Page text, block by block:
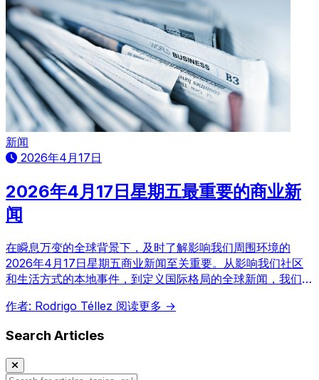
新闻
2026年4月17日
2026年4月17日星期五最重要的商业新
闻
在瞬息万变的全球背景下，及时了解影响我们周围环境的
2026年4月17日星期五商业新闻至关重要。从影响我们社区
和生活方式的本地事件，到定义国际格局的全球新闻，我们邀
以指导您的决策。
作者: Rodrigo Téllez 阅读更多 →
Search Articles